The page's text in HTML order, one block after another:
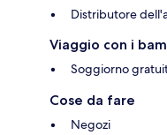
Distributore
Viaggio con i
Soggiorno
Cose da fare
Negozi